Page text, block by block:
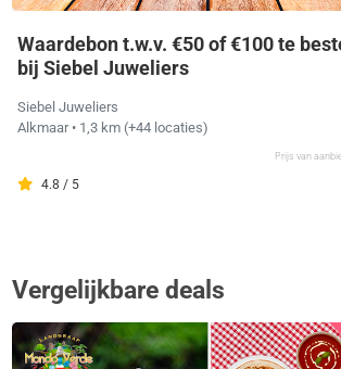
Waardebon t.w.v. €50 of €100 te
bij Siebel Juweliers
Siebel Juweliers
Alkmaar • 1,3 km (+44 locaties)
4.8 / 5
Prijs van
Vergelijkbare deals